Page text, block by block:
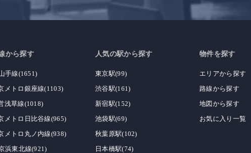
から探す
手線(1651)
メトロ銀座線(1103)
浅草線(1018)
メトロ日比谷線(965)
メトロ丸ノ内線(938)
浜東北線(921)
人気の駅から探す
東京駅(99)
渋谷駅(161)
新宿駅(152)
池袋駅(69)
秋葉原駅(102)
日本橋駅(74)
物件を探す
エリアから探す
路線から探す
地図から探す
お気に入り一覧